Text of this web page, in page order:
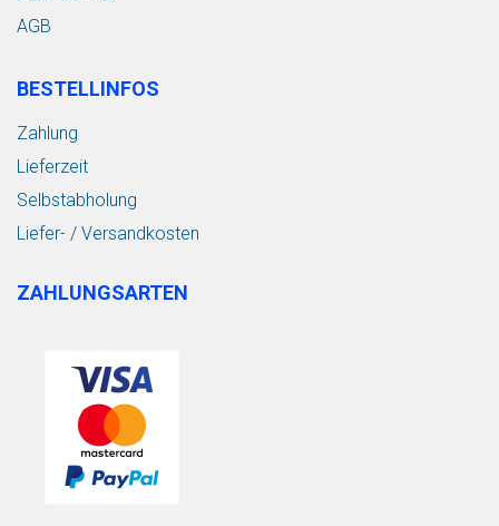
AGB
BESTELLINFOS
Zahlung
Lieferzeit
Selbstabholung
Liefer- / Versandkosten
ZAHLUNGSARTEN